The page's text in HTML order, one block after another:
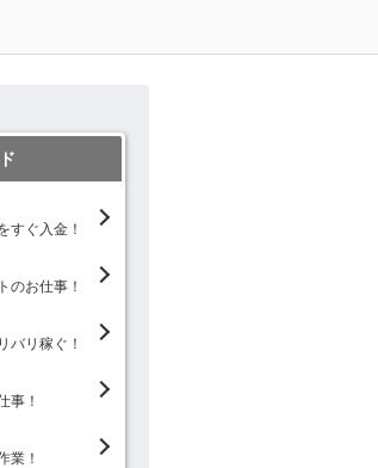
すぐ入金！
のお仕事！
バリ稼ぐ！
事！
業！